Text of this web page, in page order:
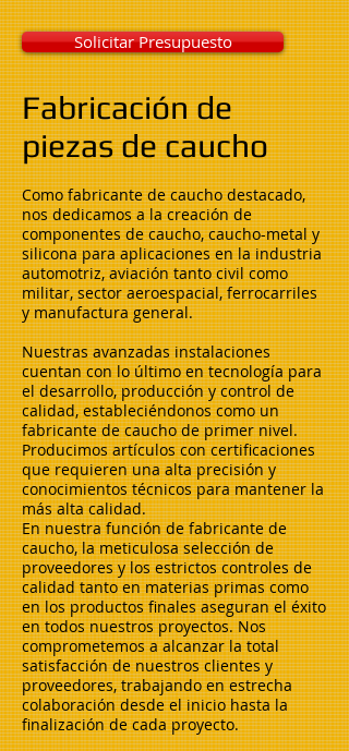
Solicitar Presupuesto
Fabricación de
piezas de caucho
Como fabricante de caucho destacado,
nos dedicamos a la creación de
componentes de caucho, caucho-metal y
silicona para aplicaciones en la industria
automotriz, aviación tanto civil como
militar, sector aeroespacial, ferrocarriles
y manufactura general.
Nuestras avanzadas instalaciones
cuentan con lo último en tecnología para
el desarrollo, producción y control de
calidad, estableciéndonos como un
fabricante de caucho de primer nivel.
Producimos artículos con certificaciones
que requieren una alta precisión y
conocimientos técnicos para mantener la
más alta calidad.
En nuestra función de fabricante de
caucho, la meticulosa selección de
proveedores y los estrictos controles de
calidad tanto en materias primas como
en los productos finales aseguran el éxito
en todos nuestros proyectos. Nos
comprometemos a alcanzar la total
satisfacción de nuestros clientes y
proveedores, trabajando en estrecha
colaboración desde el inicio hasta la
finalización de cada proyecto.